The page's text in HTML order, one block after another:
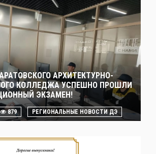
АРХИТЕКТУРНО-
КОЛЛЕДЖА УСПЕШНО ПРОШЛИ
ЭКЗАМЕН!
879 РЕГИОНАЛЬНЫЕ НОВОСТИ ДЭ